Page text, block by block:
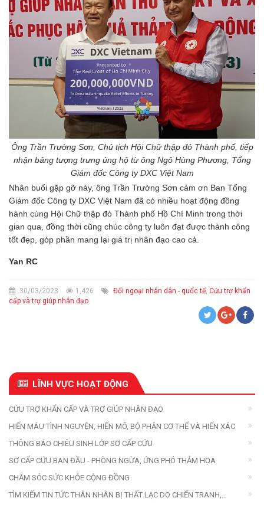
Ông Trần Trường Sơn, Chủ tịch Hội Chữ thập đỏ Thành phố, tiếp
nhận bảng tượng trưng ủng hộ từ ông Ngô Hùng Phương, Tổng
Giám đốc Công ty DXC Việt Nam
Nhân buổi gặp gỡ này, ông Trần Trường Sơn cảm ơn Ban Tổng
Giám đốc Công ty DXC Việt Nam đã có nhiều hoạt động đồng
hành cùng Hội Chữ thập đỏ Thành phố Hồ Chí Minh trong thời
gian qua, đồng thời cũng chúc công ty luôn đạt được thành công
tốt đẹp, góp phần mang lại giá trị nhân đạo cao cả.
Yan RC
30/03/2023 1,426 Đối ngoại nhân dân - quốc tế, Cứu trợ khẩn
cấp và trợ giúp nhân đạo
LĨNH VỰC HOẠT ĐỘNG
CỨU TRỢ KHẨN CẤP VÀ TRỢ GIÚP NHÂN ĐẠO
HIẾN MÁU TÌNH NGUYỆN, HIẾN MÔ, BỘ PHẬN CƠ THỂ VÀ HIẾN XÁC
THÔNG BÁO CHIÊU SINH LỚP SƠ CẤP CỨU
SƠ CẤP CỨU BAN ĐẦU - PHÒNG NGỪA, ỨNG PHÓ THẢM HỌA
CHĂM SÓC SỨC KHỎE CỘNG ĐỒNG
TÌM KIẾM TIN TỨC THÂN NHÂN BỊ THẤT LẠC DO CHIẾN TRANH,